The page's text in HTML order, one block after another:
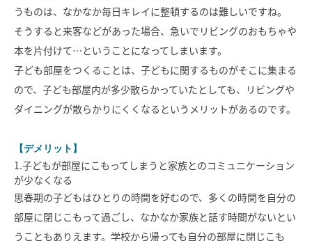
うものは、なかなか毎日キレイに整頓するのは難しいですね。
そうすると来客などがあった場合、急いでリビングのおもちゃや
本を片付けて…ということになってしまいます。
子ども部屋をつくることは、子どもに関するものがそこに集まる
ので、子ども部屋内が多少散らかっていたとしても、リビングや
ダイニングが散らかりにくくなるというメリットがあるのです。
【デメリット】
1.子どもが部屋にこもってしまうと家族とのコミュニケーション
が少なくなる
思春期の子どもはひとりの時間を好むので、多くの時間を自分の
部屋に閉じこもって過ごし、なかなか家族と話す時間がないとい
うこともありえます。学校から帰っても自分の部屋に閉じこも